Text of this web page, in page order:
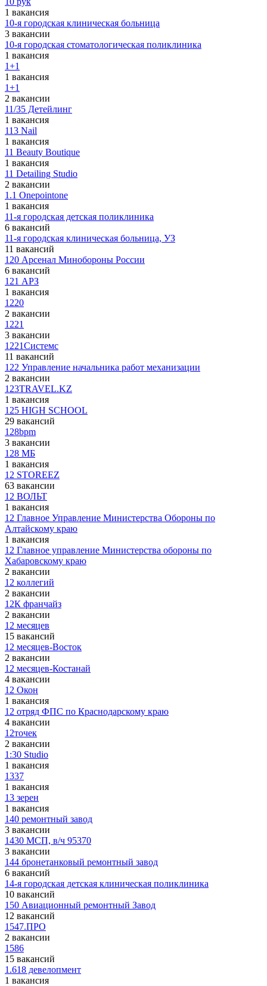
1 вакансия
10-я городская клиническая больница
3 вакансии
10-я городская стоматологическая поликлиника
1 вакансия
1+1
1 вакансия
1+1
2 вакансии
11/35 Детейлинг
1 вакансия
113 Nail
1 вакансия
11 Beauty Boutique
1 вакансия
11 Detailing Studio
2 вакансии
1.1 Onepointone
1 вакансия
11-я городская детская поликлиника
6 вакансий
11-я городская клиническая больница, УЗ
11 вакансий
120 Арсенал Минобороны России
6 вакансий
121 АРЗ
1 вакансия
1220
2 вакансии
1221
3 вакансии
1221Системс
11 вакансий
122 Управление начальника работ механизации
2 вакансии
123TRAVEL.KZ
1 вакансия
125 HIGH SCHOOL
29 вакансий
128bpm
3 вакансии
128 МБ
1 вакансия
12 STOREEZ
63 вакансии
12 ВОЛЬТ
1 вакансия
12 Главное Управление Министерства Обороны по
Алтайскому краю
1 вакансия
12 Главное управление Министерства обороны по
Хабаровскому краю
2 вакансии
12 коллегий
2 вакансии
12К франчайз
2 вакансии
12 месяцев
15 вакансий
12 месяцев-Восток
2 вакансии
12 месяцев-Костанай
4 вакансии
12 Окон
1 вакансия
12 отряд ФПС по Краснодарскому краю
4 вакансии
12точек
2 вакансии
1:30 Studio
1 вакансия
1337
1 вакансия
13 зерен
1 вакансия
140 ремонтный завод
3 вакансии
1430 МСП, в/ч 95370
3 вакансии
144 бронетанковый ремонтный завод
6 вакансий
14-я городская детская клиническая поликлиника
10 вакансий
150 Авиационный ремонтный Завод
12 вакансий
1547.ПРО
2 вакансии
1586
15 вакансий
1.618 девелопмент
1 вакансия